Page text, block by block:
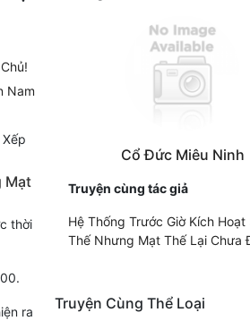
Nam
Xếp
Mạt
thời
ra
Cổ Đức Miêu Ninh
Truyện cùng tác giả
Hệ Thống Trước Giờ Kích Hoạt
Thế Nhưng Mạt Thế Lại Chưa
Truyện Cùng Thể Loại